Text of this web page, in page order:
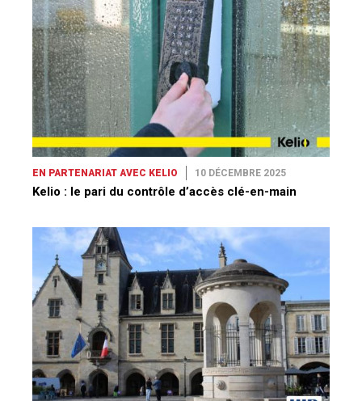
EN PARTENARIAT AVEC KELIO 10 DÉCEMBRE 2025
Kelio : le pari du contrôle d’accès clé-en-main